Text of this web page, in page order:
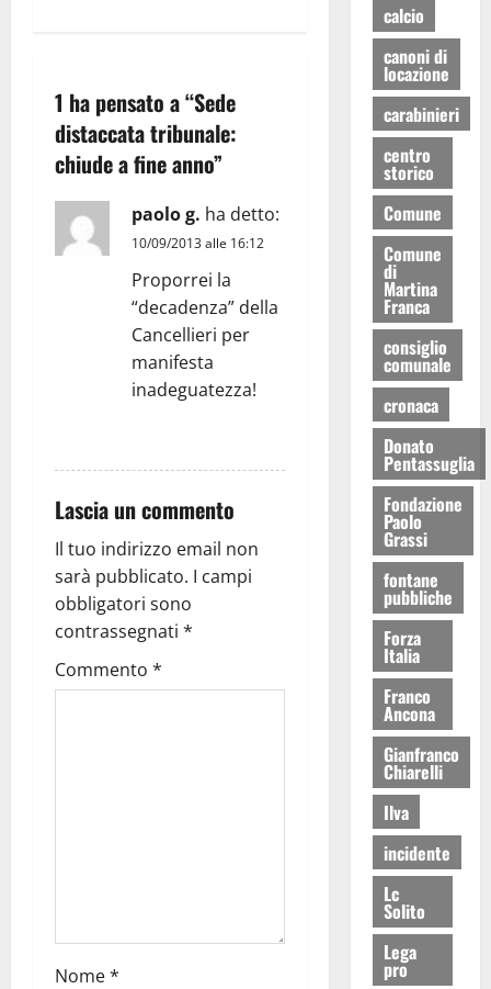
1 ha pensato a “Sede
distaccata tribunale:
chiude a fine anno”
paolo g. ha detto:
10/09/2013 alle 16:12
Proporrei la
“decadenza” della
Cancellieri per
manifesta
inadeguatezza!
Lascia un commento
Il tuo indirizzo email non
sarà pubblicato. I campi
obbligatori sono
contrassegnati *
Commento *
Nome*
calcio
canoni di
locazione
carabinieri
centro
storico
Comune
Comune
di
Martina
Franca
consiglio
comunale
cronaca
Donato
Pentassuglia
Fondazione
Paolo
Grassi
fontane
pubbliche
Forza
Italia
Franco
Ancona
Gianfranco
Chiarelli
Ilva
incidente
Lc
Solito
Lega
pro